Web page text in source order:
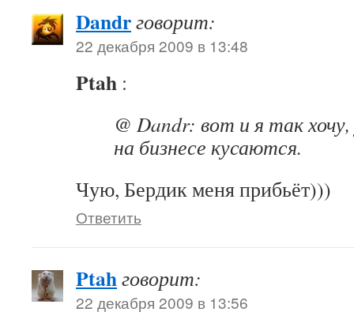
Dandrговорит:
22 декабря 2009 в 13:48
Ptah :
@ Dandr: вот и я так
на бизнесе кусаются.
Чую, Бердик меня прибьёт)))
Ответить
Ptahговорит:
22 декабря 2009 в 13:56